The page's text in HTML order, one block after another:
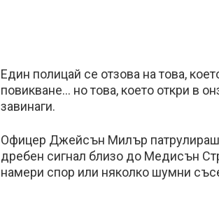
Един полицай се отзова на това,
повикване… но това, което откри в
завинаги.
Офицер Джейсън Милър
дребен сигнал близо до Медисън
намери спор или няколко шумни